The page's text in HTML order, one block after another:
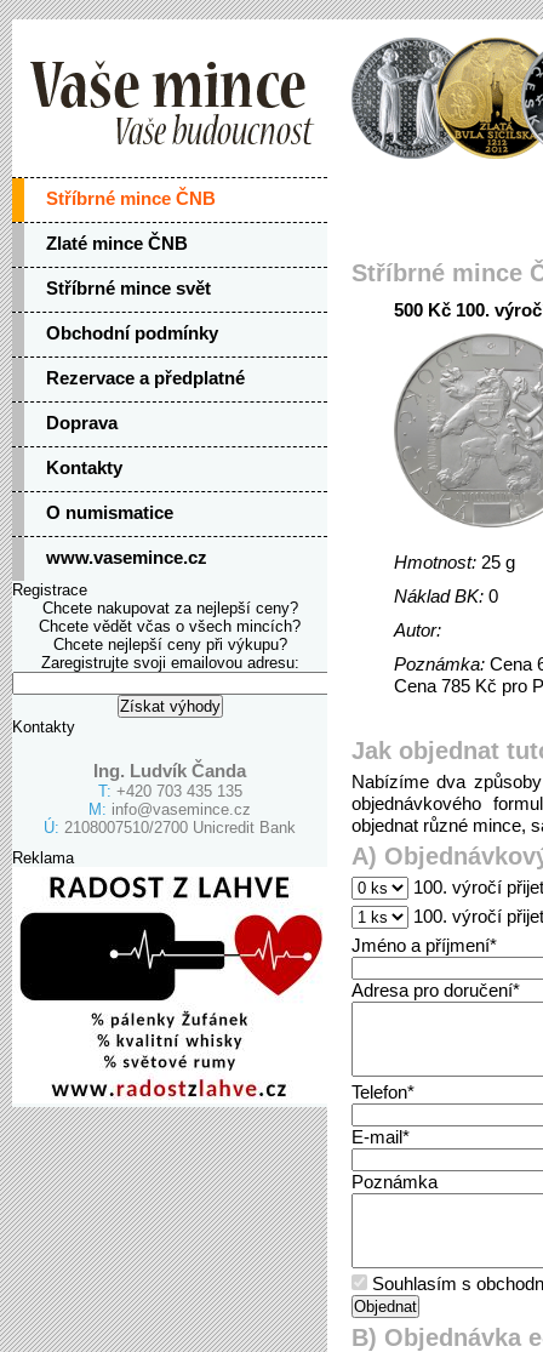
Stříbrné mince ČNB
Zlaté mince ČNB
Stříbrné mince svět
Obchodní podmínky
Rezervace a předplatné
Doprava
Kontakty
O numismatice
www.vasemince.cz
Registrace
Chcete nakupovat za nejlepší ceny?
Chcete vědět včas o všech mincích?
Chcete nejlepší ceny při výkupu?
Zaregistrujte svoji emailovou adresu:
Kontakty
Ing. Ludvík Čanda
T: +420 703 435 135
M: info@vasemince.cz
Ú: 2108007510/2700 Unicredit Bank
Reklama
Stříbrné mince
500 Kč 100.
Hmotnost: 25 g
Náklad BK: 0
Autor:
Poznámka: Cena
Cena 785 Kč pro
Jak objednat
Nabízíme dva
objednávkového
objednat různé mince,
A)
100. výročí
100. výročí
Jméno a příjmení*
Adresa pro doručení*
Telefon*
E-mail*
Poznámka
Souhlasím s
B) Objednávka